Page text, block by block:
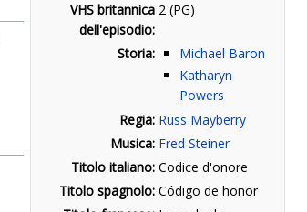
VHS britannica
dell'episodio:
2 (PG)
Storia:
Michael Baron
Katharyn
Powers
Regia: Russ Mayberry
Musica: Fred Steiner
Titolo italiano: Codice d'onore
Titolo spagnolo: Código de honor